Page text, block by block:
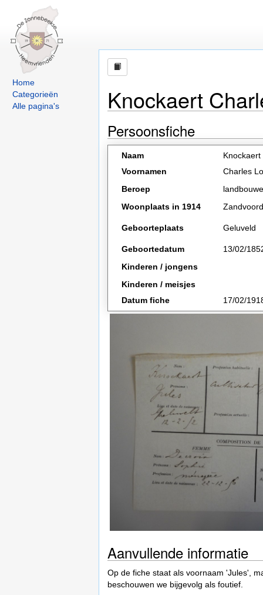
Home
Categorieën
Alle pagina's
Knockaert
Persoonsfiche
Naam
Knockaert
Voornamen
Charles
Beroep
Woonplaats in 1914
Geboorteplaats Geluveld
Geboortedatum
13/02/
Kinderen / jongens
Kinderen / meisjes
Datum fiche
17/02/
Aanvullende informatie
Op de fiche staat als voornaam 'Jules',
beschouwen we bijgevolg als foutief.